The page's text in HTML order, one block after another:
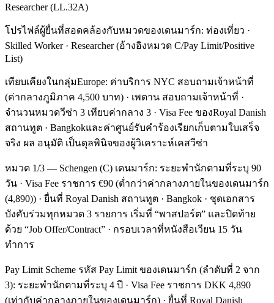
Researcher (LL.32A)
โปรไฟล์ผู้ยื่นที่สอดคล้องกับหมวดของเดนมาร์ก: ท่องเที่ยว ·
Skilled Worker · Researcher (อ้างอิงหมวด C/Pay Limit/Positive
List)
เทียบเคียงในกลุ่มEurope: ค่าบริการ NYC สอบถามเจ้าหน้าที่
(ค่ากลางภูมิภาค 4,500 บาท) · เพดาน สอบถามเจ้าหน้าที่ ·
จำนวนหมวดวีซ่า 3 เทียบค่ากลาง 3 · Visa Fee ของRoyal Danish
สถานทูต · Bangkokและค่าศูนย์รับคำร้องเรียกเก็บตามใบเสร็จ
จริง ผล อนุมัติ เป็นดุลพินิจของผู้วิเคราะห์เคสวีซ่า
หมวด 1/3 — Schengen (C) เดนมาร์ก: ระยะพำนักตามที่ระบุ 90
วัน · Visa Fee ราชการ €90 (ต่ำกว่าค่ากลางภายในของเดนมาร์ก
(4,890)) · ยื่นที่ Royal Danish สถานทูต · Bangkok · ชุดเอกสาร
บังคับร่วมทุกหมวด 3 รายการ เริ่มที่ “พาสปอร์ต” และปิดท้าย
ด้วย “Job Offer/Contract” · กรอบเวลาที่หนังสือเวียน 15 วัน
ทำการ
Pay Limit Scheme รหัส Pay Limit ของเดนมาร์ก (ลำดับที่ 2 จาก
3): ระยะพำนักตามที่ระบุ 4 ปี · Visa Fee ราชการ DKK 4,890
(เท่ากับค่ากลางภายในของเดนมาร์ก) · ยื่นที่ Royal Danish